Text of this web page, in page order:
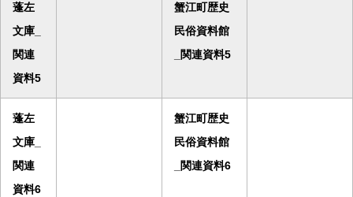
蓬左
文庫_
関連
資料5
蟹江町歴史
民俗資料館
_関連資料5
蓬左
文庫_
関連
資料6
蟹江町歴史
民俗資料館
_関連資料6